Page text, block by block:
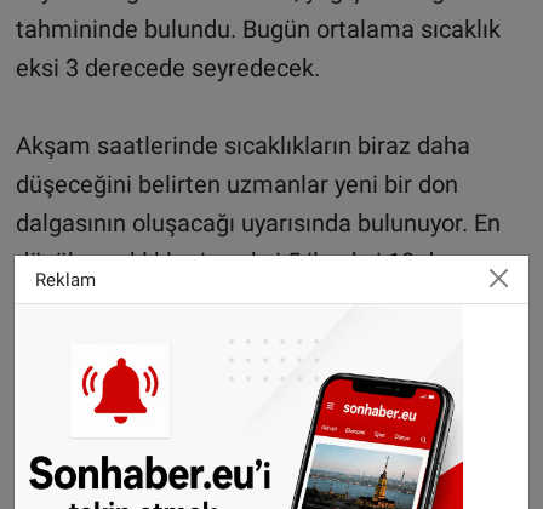
tahmininde bulundu. Bugün ortalama sıcaklık
eksi 3 derecede seyredecek.
Akşam saatlerinde sıcaklıkların biraz daha
düşeceğini belirten uzmanlar yeni bir don
dalgasının oluşacağı uyarısında bulunuyor. En
düşük sıcaklıklar ise eksi 5 ila eksi 10 derece
arasında olacak. Salı günü Kuzey batı ve kuzey
bölgelerinde hafif kar yağışı bekleniyor. Kıyı
kesimlerindeki sıcaklık 0 derece civarında iç
kesimlerde ise eksi derecelerde seyredecek.
Çarşamba günü buzlanmanın devam edeceği
Reklam